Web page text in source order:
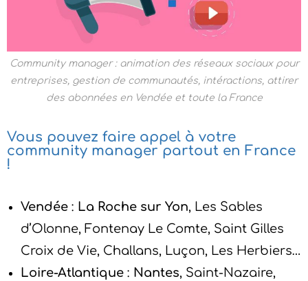
Community manager : animation des réseaux sociaux pour
entreprises, gestion de communautés, intéractions, attirer
des abonnées en Vendée et toute la France
Vous pouvez faire appel à votre
community manager partout en France
!
Vendée : La Roche sur Yon, Les Sables
d’Olonne, Fontenay Le Comte, Saint Gilles
Croix de Vie, Challans, Luçon, Les Herbiers…
Loire-Atlantique : Nantes, Saint-Nazaire,